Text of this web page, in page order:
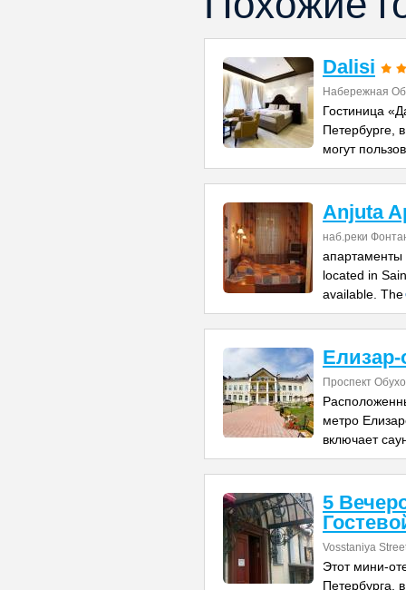
Dalisi
Набережная
Гостиница
Петербурге,
могут
Anjuta
наб.реки
located in
available. The
Елизар-
Проспект
метро
включает
5
Vosstaniya
Этот мини-
Петербурга,